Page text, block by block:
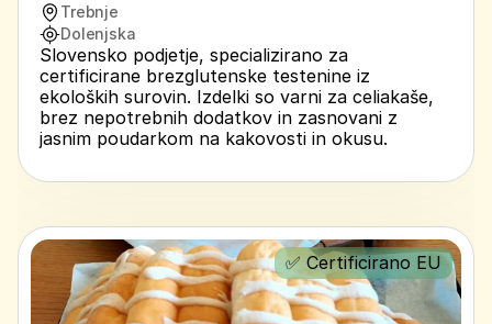
Trebnje
Dolenjska
Slovensko podjetje, specializirano za
certificirane brezglutenske testenine iz
ekoloških surovin. Izdelki so varni za celiakaše,
brez nepotrebnih dodatkov in zasnovani z
jasnim poudarkom na kakovosti in okusu.
✅ Certificirano EU